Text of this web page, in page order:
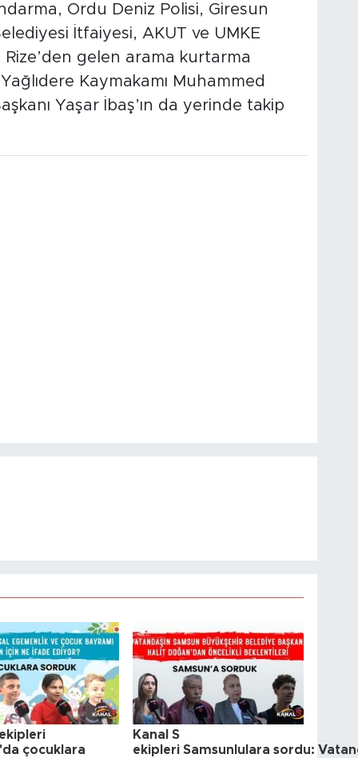
Ordu Deniz Polisi, Giresun
İtfaiyesi, AKUT ve UMKE
gelen arama kurtarma
Kaymakamı Muhammed
Yaşar İbaş’ın da yerinde takip
çocuklara
Kanal S
ekipleri Samsunlulara sordu: